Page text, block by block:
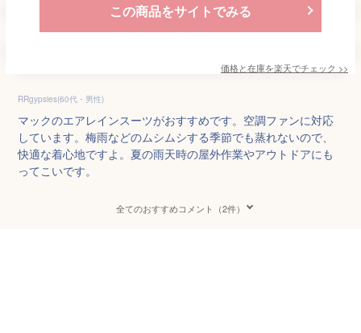
この商品をサイトでみる
価格と在庫を楽天でチェック >>
RRgypsies(60代・男性)
マックのエアレインスーツがおすすめです。空調ファンに対応
しています。梅雨などのムシムシする季節でも蒸れないので、
快適な着心地ですよ。夏の雨天時の屋外作業やアウトドアにも
ってこいです。
全てのおすすめコメント（2件）